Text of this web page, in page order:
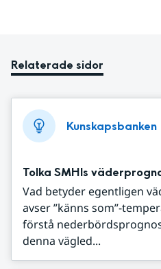
Relaterade sidor
Kunskapsbanken
Tolka SMHIs
Vad betyder egentligen
avser ”känns som”-
förstå
denna vägled...